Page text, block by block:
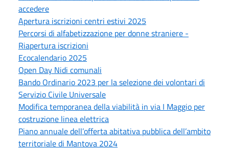
accedere
Apertura iscrizioni centri estivi 2025
Percorsi di alfabetizzazione per donne straniere -
Riapertura iscrizioni
Ecocalendario 2025
Open Day Nidi comunali
Bando Ordinario 2023 per la selezione dei volontari di
Servizio Civile Universale
Modifica temporanea della viabilità in via I Maggio per
costruzione linea elettrica
Piano annuale dell’offerta abitativa pubblica dell’ambito
territoriale di Mantova 2024